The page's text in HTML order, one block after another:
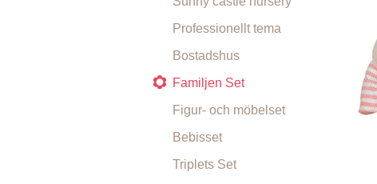
Professionellt tema
Bostadshus
Familjen Set
Figur- och möbelset
Bebisset
Triplets Set